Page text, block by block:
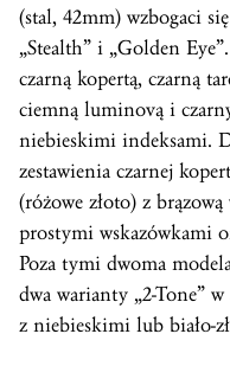
(stal, 42mm) wzbogaci
„Stealth” i „Golden
czarną kopertą, czarną
ciemną luminovą i
niebieskimi indeksami.
zestawienia czarnej
(różowe złoto) z
prostymi wskazówkami
Poza tymi dwoma
dwa warianty „2-Tone”
z niebieskimi lub biało-